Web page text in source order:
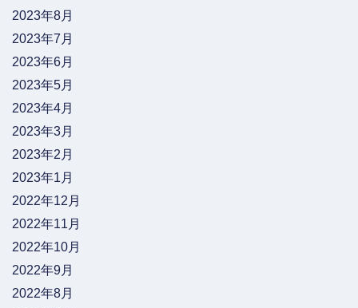
2023年8月
2023年7月
2023年6月
2023年5月
2023年4月
2023年3月
2023年2月
2023年1月
2022年12月
2022年11月
2022年10月
2022年9月
2022年8月